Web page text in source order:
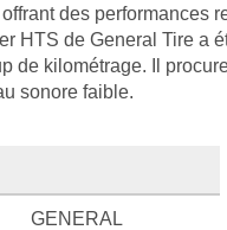
des performances
HTS de General Tire a
de kilométrage. Il
sonore faible.
GENERAL